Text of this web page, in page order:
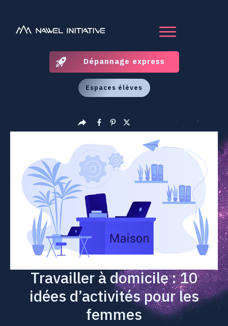
Dépannage express
Espaces élèves
Travailler à domicile : 10
idées d’activités pour les
femmes